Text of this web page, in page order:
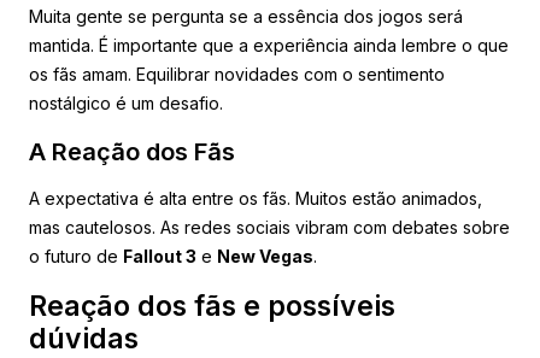
Muita gente se pergunta se a essência dos jogos será
mantida. É importante que a experiência ainda lembre o que
os fãs amam. Equilibrar novidades com o sentimento
nostálgico é um desafio.
A Reação dos Fãs
A expectativa é alta entre os fãs. Muitos estão animados,
mas cautelosos. As redes sociais vibram com debates sobre
o futuro de Fallout 3 e New Vegas.
Reação dos fãs e possíveis
dúvidas